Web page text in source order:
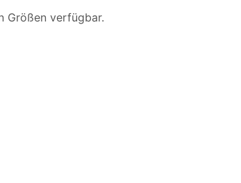
Größen verfügbar.